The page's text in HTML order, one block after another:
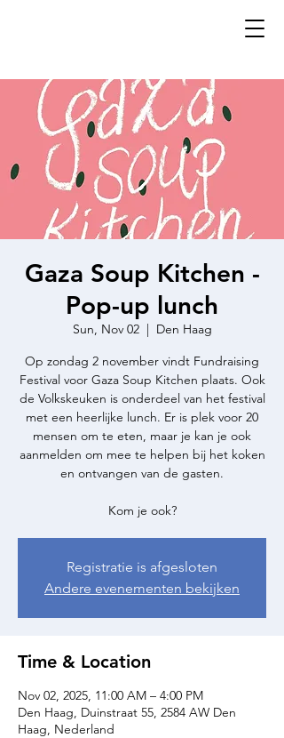
Gaza Soup Kitchen -
Pop-up lunch
Sun, Nov 02
  |
Den Haag
Op zondag 2 november vindt Fundraising
Festival voor Gaza Soup Kitchen plaats. Ook
de Volkskeuken is onderdeel van het festival
met een heerlijke lunch. Er is plek voor 20
mensen om te eten, maar je kan je ook
aanmelden om mee te helpen bij het koken
en ontvangen van de gasten.
Kom je ook?
Registratie is afgesloten
Andere evenementen bekijken
Time & Location
Nov 02, 2025, 11:00 AM – 4:00 PM
Den Haag, Duinstraat 55, 2584 AW Den
Haag, Nederland